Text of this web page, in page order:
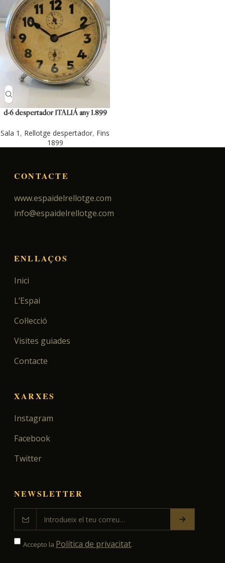
d-6 despertador ITALIÁ any 1.899
Sala 1 , Rellotge despertador, Fins
1899
CONTACTE
www.espaidelrellotge.com
info@espaidelrellotge.com
ENLLAÇOS
Inici
L’Espai
Col·lecció
Visites guiades
Contacte
XARXES
Instagram
Facebook
Twitter
NEWSLETTER
Accepto la Política de privacitat.